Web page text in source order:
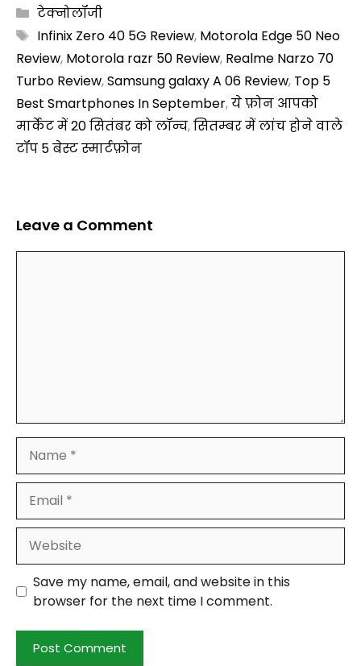
Categories
टेक्नोलॉजी
Tags
Infinix Zero 40 5G Review, Motorola Edge 50 Neo
Review, Motorola razr 50 Review, Realme Narzo 70
Turbo Review,Samsung galaxy A 06 Review, Top 5
Best Smartphones In September,ये फ़ोन आपको
मार्केट में 20 सितंबर को लॉन्च,सितम्बर में लांच होने वाले
टॉप 5 बेस्ट स्मार्टफ़ोन
Leave a Comment
Website
Save my name, email, and website in this
browser for the next time I comment.